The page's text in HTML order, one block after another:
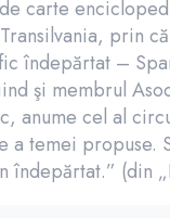
carte
prin
îndepărtat –
şi membrul
anume cel al
temei propuse.
(din